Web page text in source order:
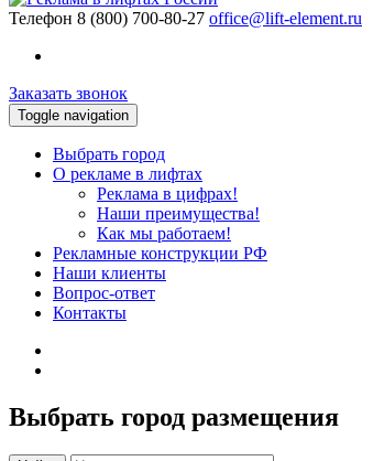
Телефон 8 (800) 700-80-27 office@lift-element.ru
Заказать звонок
Toggle navigation
Выбрать город
О рекламе в лифтах
Реклама в цифрах!
Наши преимущества!
Как мы работаем!
Рекламные конструкции РФ
Наши клиенты
Вопрос-ответ
Контакты
Выбрать город размещения